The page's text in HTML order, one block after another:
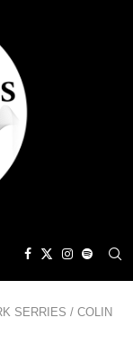
SERRIES / COLIN